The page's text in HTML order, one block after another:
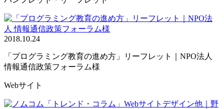
2018.10.24
「プログラミング教育の進め方」リーフレット｜NPO法人
情報通信政策フォーラム様
Webサイト